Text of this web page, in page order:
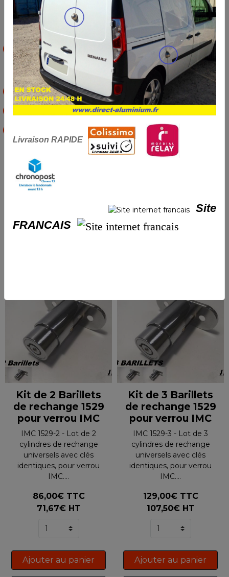
Caractéristiques:
Clé pour Barillet Haut de Gamme
à 7 Pistons et 500000
Combinaisons.
Pour cylindre à clé tubulaire
Clé tubulaire breveté de Camlock « Octogone »
Le numéro de la clé doit impérativement commencer par
un H (particularité des verrous IMC Création)
Délai de fabrication:
Piéce de rechange d'origine garantie
RETOUR A LA BOUTIQUE
VOIR LES PRODUITS SIMILAIRES
Kit de 2 Barillets
de rechange 1529
pour verrou IMC
IMC 1529-2 - Lot de 2
cylindres de rechange
universels avec clés
identiques, pour verrou
IMC....
86,00€ TTC
71,67€ HT
Ajouter au panier
Kit de 3 Barillets
de rechange 1529
pour verrou IMC
IMC 1529-3 - Lot de 3
cylindres de rechange
universels avec clés
identiques, pour verrou
IMC....
129,00€ TTC
107,50€ HT
Ajouter au panier
Livraison RAPIDE
Site
FRANCAIS